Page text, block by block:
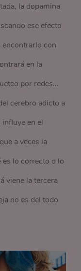
la dopamina
ese efecto
encontrarlo con
en la
por redes…
cerebro adicto a
en el
a veces la
es lo correcto o lo
viene la tercera
no es del todo